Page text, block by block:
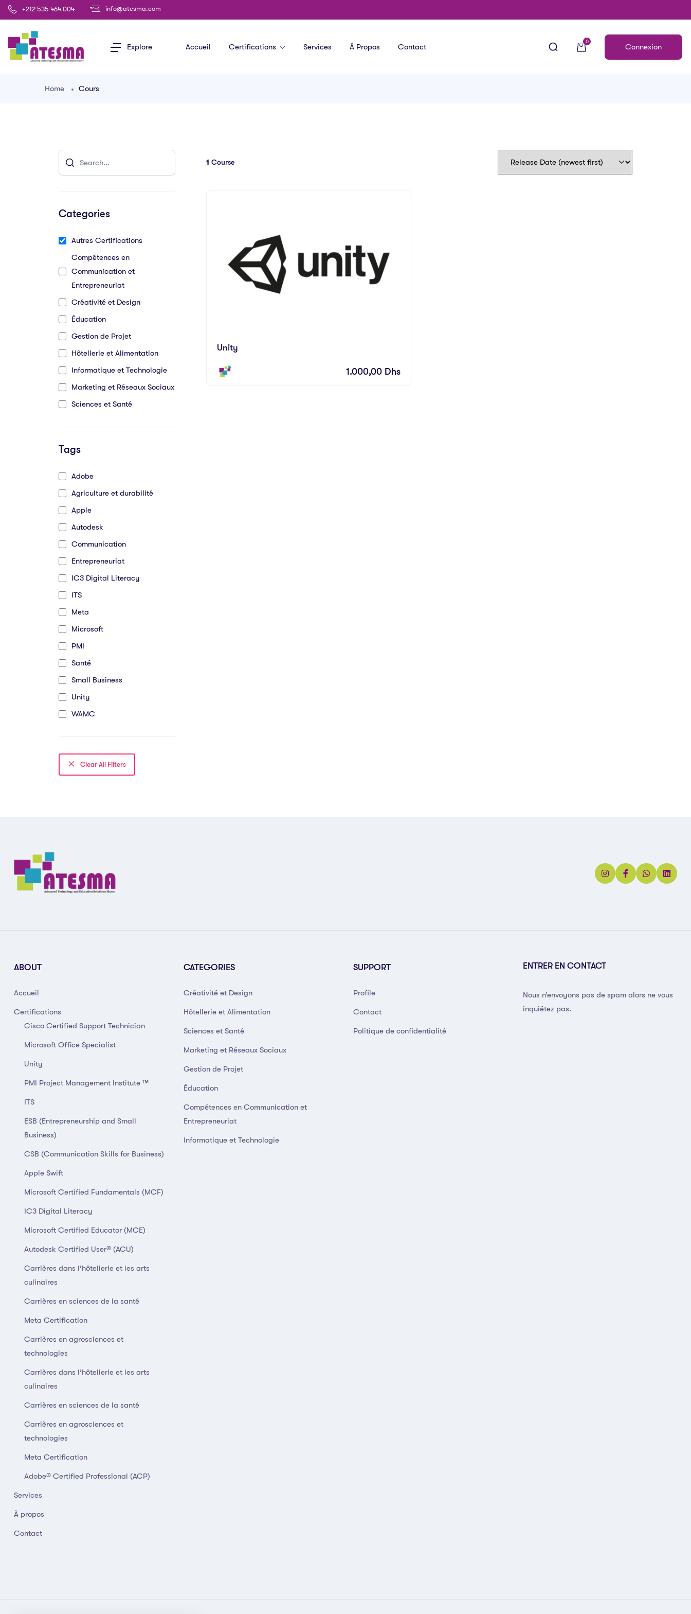
+212 535 464 004 info@atesma.com
Explore Accueil Certifications Services À Propos Contact
0
Connexion
Home Cours
Categories
Autres Certifications
Compétences en
Communication et
Entrepreneuriat
Créativité et Design
Éducation
Gestion de Projet
Hôtellerie et Alimentation
Informatique et Technologie
Marketing et Réseaux Sociaux
Sciences et Santé
Tags
Adobe
Agriculture et durabilité
Apple
Autodesk
Communication
Entrepreneuriat
IC3 Digital Literacy
ITS
Meta
Microsoft
PMI
Santé
Small Business
Unity
WAMC
Clear All Filters
1 Course
Unity
1.000,00 Dhs
ABOUT
Accueil
Certifications
Cisco Certified Support Technician
Microsoft Office Specialist
Unity
PMI Project Management Institute ™
ITS
ESB (Entrepreneurship and Small
Business)
CSB (Communication Skills for Business)
Apple Swift
Microsoft Certified Fundamentals (MCF)
IC3 Digital Literacy
Microsoft Certified Educator (MCE)
Autodesk Certified User® (ACU)
Carrières dans l’hôtellerie et les arts
culinaires
Carrières en sciences de la santé
Meta Certification
Carrières en agrosciences et
technologies
Carrières dans l’hôtellerie et les arts
culinaires
Carrières en sciences de la santé
Carrières en agrosciences et
technologies
Meta Certification
Adobe® Certified Professional (ACP)
Services
À propos
Contact
CATEGORIES
Créativité et Design
Hôtellerie et Alimentation
Sciences et Santé
Marketing et Réseaux Sociaux
Gestion de Projet
Éducation
Compétences en Communication et
Entrepreneuriat
Informatique et Technologie
SUPPORT
Profile
Contact
Politique de confidentialité
ENTRER EN CONTACT
Nous n’envoyons pas de spam alors ne vous
inquiétez pas.